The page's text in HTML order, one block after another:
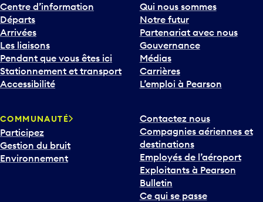
Centre d’information
Départs
Arrivées
Les liaisons
Pendant que vous êtes ici
Stationnement et transport
Accessibilité
Qui nous sommes
Notre futur
Partenariat avec nous
Gouvernance
Médias
Carrières
L’emploi à Pearson
COMMUNAUTÉ
Participez
Gestion du bruit
Environnement
Contactez nous
Compagnies aériennes et
destinations
Employés de l’aéroport
Exploitants à Pearson
Bulletin
Ce qui se passe